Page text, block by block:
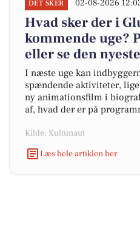
DET SKER 02-08-2026
Hvad sker der i
kommende uge?
eller se den
I næste uge kan
spændende aktiviteter,
ny animationsfilm i
af, hvad der er på
Kilde: Kultunaut
Læs hele artiklen her